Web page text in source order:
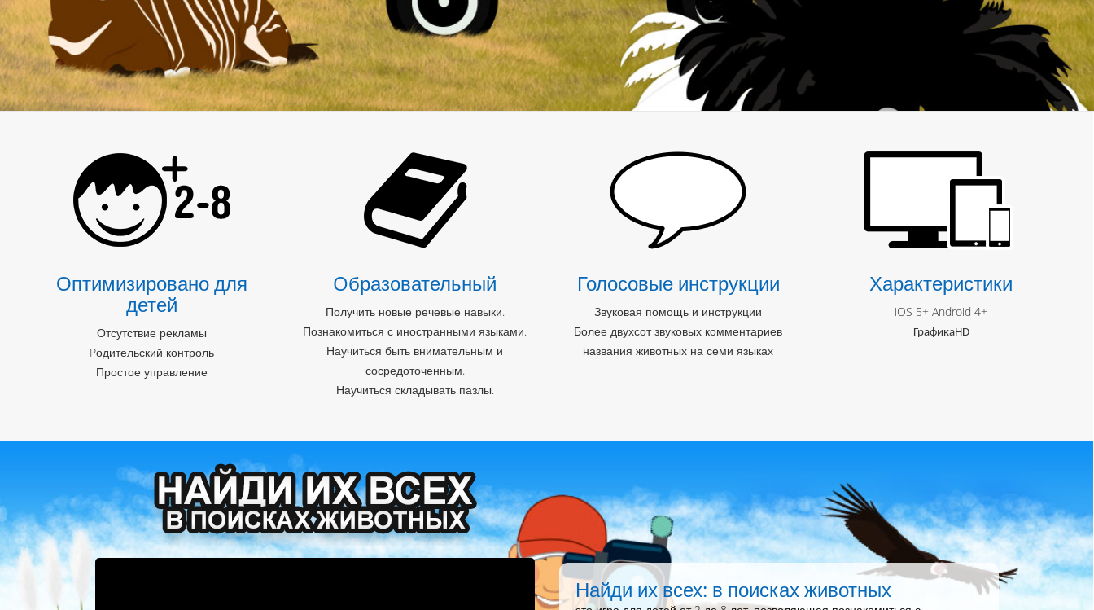
Оптимизировано для
детей
Отсутствие рекламы
Pодительский контроль
Простое управление
Oбразовательный
Получить новые речевые навыки.
Познакомиться с иностранными языками.
Научиться быть внимательным и
сосредоточенным.
Научиться складывать пазлы.
Голосовые инструкции
Звуковая помощь и инструкции
Более двухсот звуковых комментариев
названия животных на семи языках
Характеристики
iOS 5+ Android 4+
ГрафикаHD
Найди их всех: в поисках животных